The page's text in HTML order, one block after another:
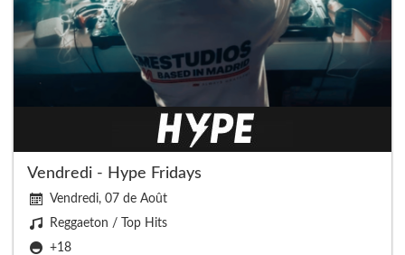
Vendredi - Hype Fridays
Vendredi, 07 de Août
Reggaeton / Top Hits
+18